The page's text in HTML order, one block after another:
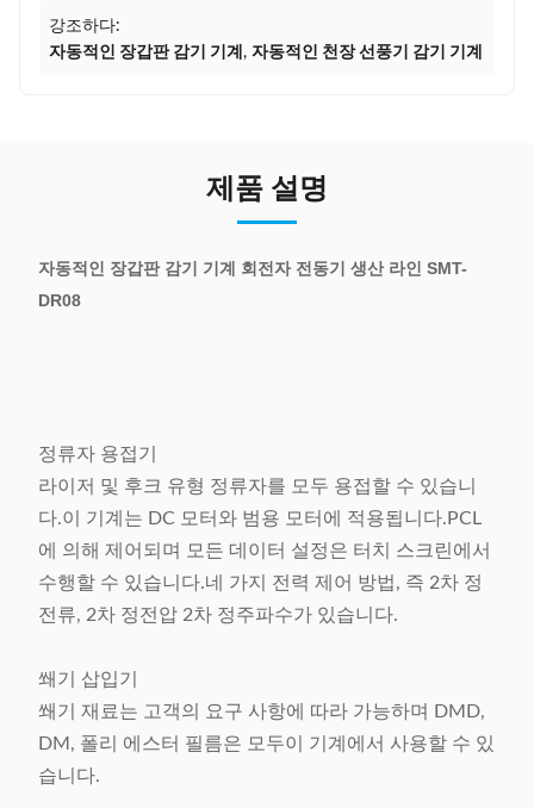
강조하다:
자동적인 장갑판 감기 기계 , 자동적인 천장 선풍기 감기 기계
제품 설명
자동적인 장갑판 감기 기계 회전자 전동기 생산 라인 SMT-
DR08
정류자 용접기
라이저 및 후크 유형 정류자를 모두 용접할 수 있습니
다.이 기계는 DC 모터와 범용 모터에 적용됩니다.PCL
에 의해 제어되며 모든 데이터 설정은 터치 스크린에서
수행할 수 있습니다.네 가지 전력 제어 방법, 즉 2차 정
전류, 2차 정전압 2차 정주파수가 있습니다.
쐐기 삽입기
쐐기 재료는 고객의 요구 사항에 따라 가능하며 DMD,
DM, 폴리 에스터 필름은 모두이 기계에서 사용할 수 있
습니다.